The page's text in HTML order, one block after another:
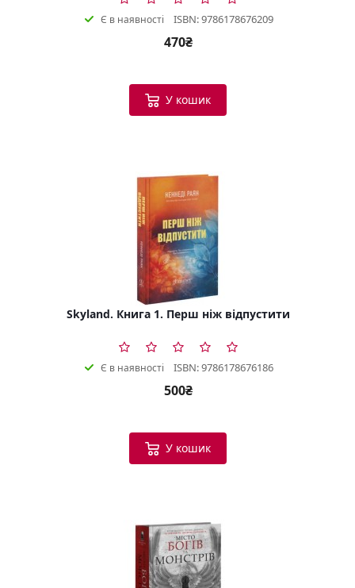
Є в наявності ISBN: 9786178676209
470₴
У кошик
Skyland. Книга 1. Перш ніж відпустити
Є в наявності ISBN: 9786178676186
500₴
У кошик